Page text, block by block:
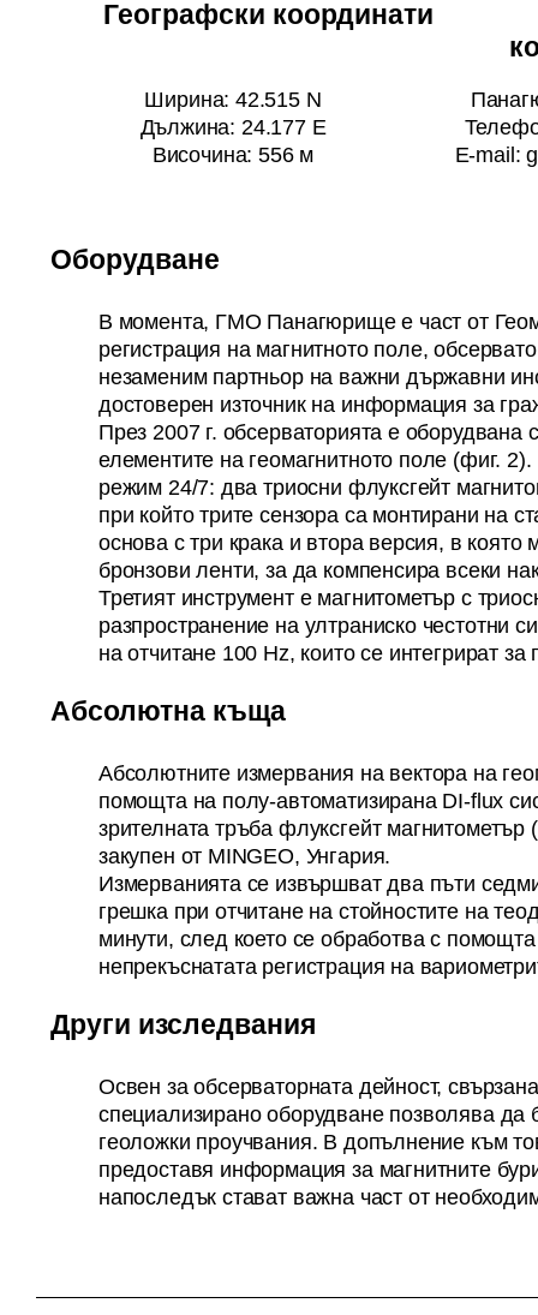
Географски
Ширина: 42.515 N
Дължина: 24.177 E
Височина: 556 м
E-mail:
Оборудване
В момента, ГМО Панагюрище е част от
регистрация на магнитното поле,
незаменим партньор на важни държавни
достоверен източник на информация за
През 2007 г. обсерваторията е
елементите на геомагнитното поле (фиг.
режим 24/7: два триосни флуксгейт
при който трите сензора са монтирани на
основа с три крака и втора версия, в
бронзови ленти, за да компенсира всеки
Третият инструмент е магнитометър с
разпространение на ултраниско честотни
на отчитане 100 Hz, които се интегрират за
Абсолютна къща
Абсолютните измервания на вектора на
помощта на полу-автоматизирана DI-flux
зрителната тръба флуксгейт
закупен от MINGEO, Унгария.
Измерванията се извършват два пъти
грешка при отчитане на стойностите на
минути, след което се обработва с
непрекъснатата регистрация на
Други изследвания
Освен за обсерваторната дейност,
специализирано оборудване позволява
геоложки проучвания. В допълнение към
предоставя информация за магнитните
напоследък стават важна част от